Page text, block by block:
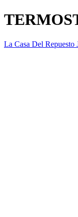
La Casa Del Repuesto